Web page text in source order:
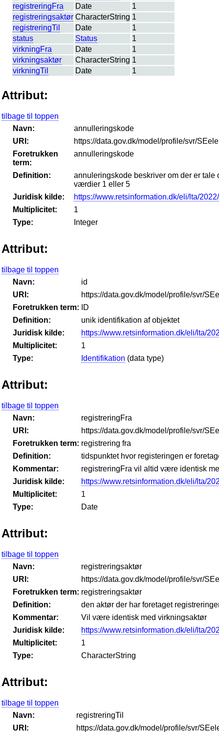
registreringFra
Date
1
registreringsaktør CharacterString 1
registreringTil
Date
1
status
Status
1
virkningFra
Date
1
virkningsaktør
CharacterString 1
virkningTil
Date 1
Attribut:
tilbage til toppen
Navn:
annulleringskode
URI:
https://data.gov.dk/model/profile/svr/
Foretrukken
term:
annulleringskode
Definition:
annuleringskode beskriver om der er
værdier 1 eller 5
Juridisk kilde:
https://www.retsinformation.dk/eli/lta/
Multiplicitet:
1
Type:
Integer
Attribut:
tilbage til toppen
Navn:
id
URI:
https://data.gov.dk/model/profile/svr/
Foretrukken term:
ID
Definition:
unik identifikation af objektet
Juridisk kilde:
https://www.retsinformation.dk/eli/lta/
Multiplicitet:
1
Type:
Identifikation (data type)
Attribut:
tilbage til toppen
Navn:
registreringFra
URI:
https://data.gov.dk/model/profile/svr/
Foretrukken term: registrering fra
Definition:
tidspunktet hvor registeringen er
Kommentar:
registreringFra vil altid være identisk
Juridisk kilde:
https://www.retsinformation.dk/eli/lta/
Multiplicitet:
1
Type:
Date
Attribut:
tilbage til toppen
Navn:
registreringsaktør
URI:
https://data.gov.dk/model/profile/svr/
Foretrukken term: registreringsaktør
Definition:
den aktør der har foretaget
Kommentar:
Vil være identisk med virkningsaktør
Juridisk kilde:
https://www.retsinformation.dk/eli/lta/
Multiplicitet:
1
Type:
CharacterString
Attribut:
tilbage til toppen
Navn:
registreringTil
URI:
https://data.gov.dk/model/profile/svr/